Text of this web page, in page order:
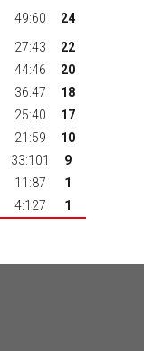
49:60
24
27:43
22
44:46
20
36:47
18
25:40
17
21:59
10
33:101
9
11:87
1
4:127 1